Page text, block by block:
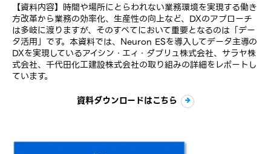
【資料内容】時間や場所にとらわれない業務環境を実現する働き
方改革から業務の効率化、生産性の向上など、DXのアプローチ
は多岐に渡りますが、そのすべてにおいて重要となるのは「デー
タ活用」です。本資料では、Neuron ESを導入してデータ主導の
DXを実現しているアイシン・エィ・ダブリュ株式会社、サラヤ株
式会社、千代田化工建設株式会社の取り組みの詳細をレポートし
ています。
資料ダウンロードはこちら